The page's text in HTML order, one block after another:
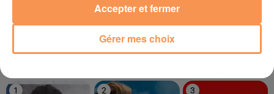
SOOLKING
LE TOP
1 2 3
Gérer mes choix
Accepter et fermer